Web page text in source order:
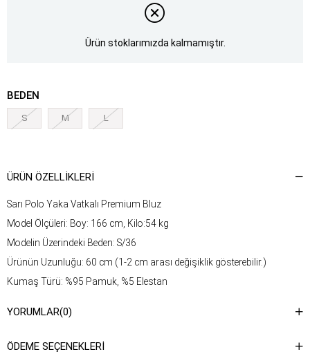
Ürün stoklarımızda kalmamıştır.
BEDEN
S M L
ÜRÜN ÖZELLIKLERI
Sarı Polo Yaka Vatkalı Premium Bluz
Model Ölçüleri: Boy: 166 cm, Kilo:54 kg
Modelin Üzerindeki Beden: S/36
Ürünün Uzunluğu: 60 cm (1-2 cm arası değişiklik gösterebilir.)
Kumaş Türü: %95 Pamuk, %5 Elestan
talimatına ulaşabilirsiniz.
YORUMLAR(0)
ÖDEME SEÇENEKLERI